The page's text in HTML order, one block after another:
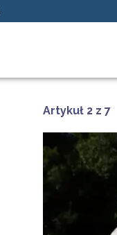
Artykuł 2 z 7